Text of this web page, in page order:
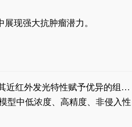
现强大抗肿瘤潜力。
近红外发光特性赋予优异的组织
型中低浓度、高精度、非侵入性